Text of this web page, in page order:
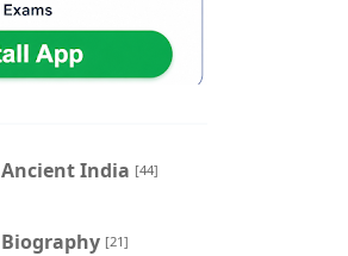
Ancient India [44]
Biography [21]